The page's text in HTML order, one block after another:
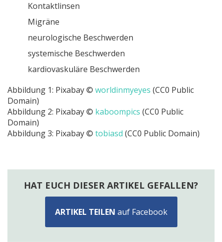
Kontaktlinsen
Migräne
neurologische Beschwerden
systemische Beschwerden
kardiovaskuläre Beschwerden
Abbildung 1: Pixabay © worldinmyeyes (CC0 Public
Domain)
Abbildung 2: Pixabay © kaboompics (CC0 Public
Domain)
Abbildung 3: Pixabay © tobiasd (CC0 Public Domain)
HAT EUCH DIESER ARTIKEL GEFALLEN?
ARTIKEL TEILEN auf Facebook